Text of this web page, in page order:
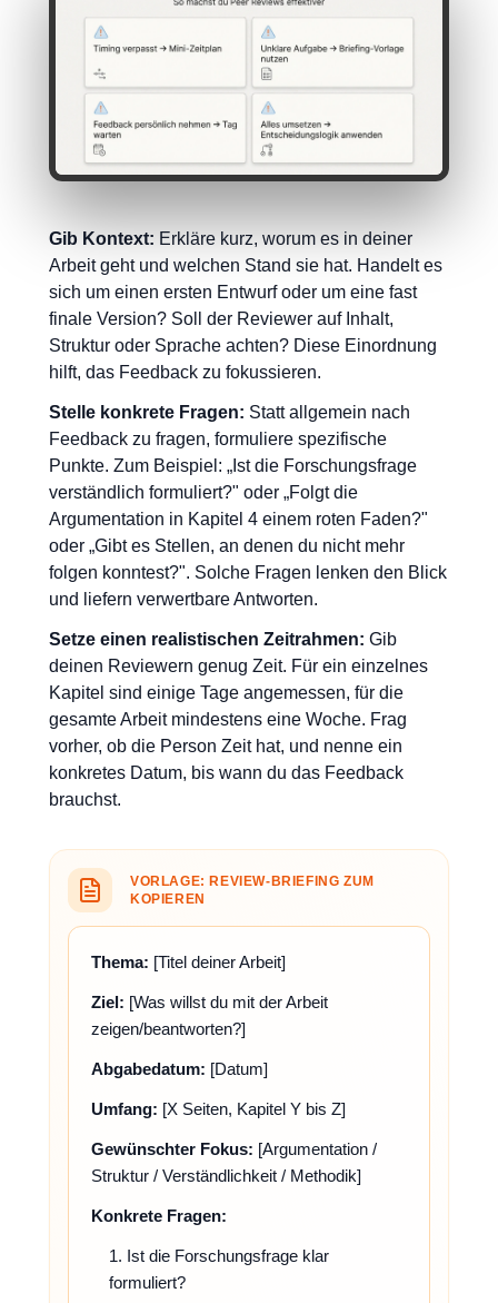
Gib Kontext: Erkläre kurz, worum es in deiner
Arbeit geht und welchen Stand sie hat. Handelt es
sich um einen ersten Entwurf oder um eine fast
finale Version? Soll der Reviewer auf Inhalt,
Struktur oder Sprache achten? Diese Einordnung
hilft, das Feedback zu fokussieren.
Stelle konkrete Fragen: Statt allgemein nach
Feedback zu fragen, formuliere spezifische
Punkte. Zum Beispiel: „Ist die Forschungsfrage
verständlich formuliert?" oder „Folgt die
Argumentation in Kapitel 4 einem roten Faden?"
oder „Gibt es Stellen, an denen du nicht mehr
folgen konntest?". Solche Fragen lenken den Blick
und liefern verwertbare Antworten.
Setze einen realistischen Zeitrahmen: Gib
deinen Reviewern genug Zeit. Für ein einzelnes
Kapitel sind einige Tage angemessen, für die
gesamte Arbeit mindestens eine Woche. Frag
vorher, ob die Person Zeit hat, und nenne ein
konkretes Datum, bis wann du das Feedback
brauchst.
VORLAGE: REVIEW-BRIEFING ZUM
KOPIEREN
Thema: [Titel deiner Arbeit]
Ziel: [Was willst du mit der Arbeit
zeigen/beantworten?]
Abgabedatum: [Datum]
Umfang: [X Seiten, Kapitel Y bis Z]
Gewünschter Fokus: [Argumentation /
Struktur / Verständlichkeit / Methodik]
Konkrete Fragen:
1. Ist die Forschungsfrage klar
formuliert?